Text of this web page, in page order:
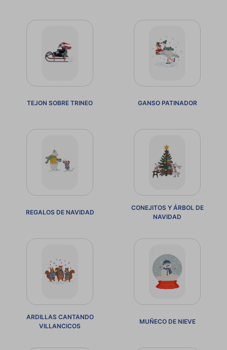
TEJON SOBRE TRINEO GANSO PATINADOR
REGALOS DE NAVIDAD
CONEJITOS Y ÁRBOL DE
NAVIDAD
ARDILLAS CANTANDO
VILLANCICOS
MUÑECO DE NIEVE